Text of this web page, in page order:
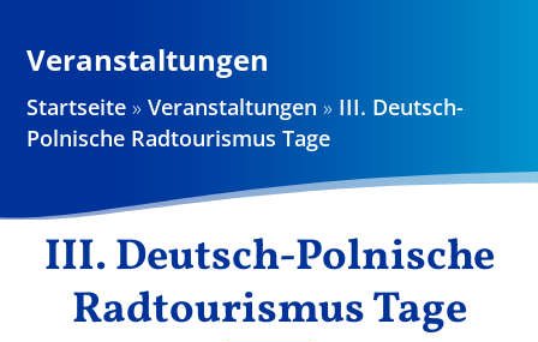
Projekte
Ergebnisse
Veranstaltungen
Startseite »Veranstaltungen » III. Deutsch-
Polnische Radtourismus Tage
III. Deutsch-Polnische
Radtourismus Tage